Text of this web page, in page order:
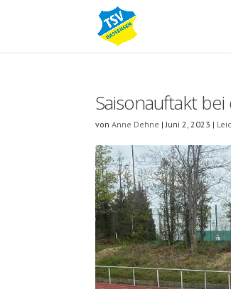
Saisonauftakt
vonAnne Dehne |Juni 2, 2023 |